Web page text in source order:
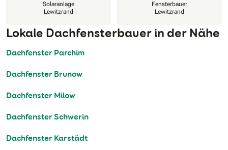
Solaranlage
Lewitzrand
Fensterbauer
Lewitzrand
Lokale Dachfensterbauer in der Nähe
Dachfenster Parchim
Dachfenster Brunow
Dachfenster Milow
Dachfenster Schwerin
Dachfenster Karstädt